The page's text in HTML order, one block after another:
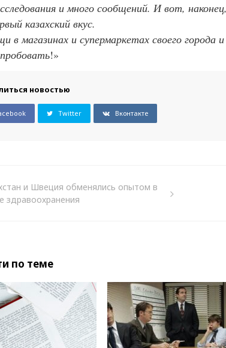
и много сообщений. И вот,
казахский вкус.
в магазинах и супермаркетах своего города
!»
новостью
Twitter Вконтакте
и Швеция обменялись опытом в
здравоохранения
по теме